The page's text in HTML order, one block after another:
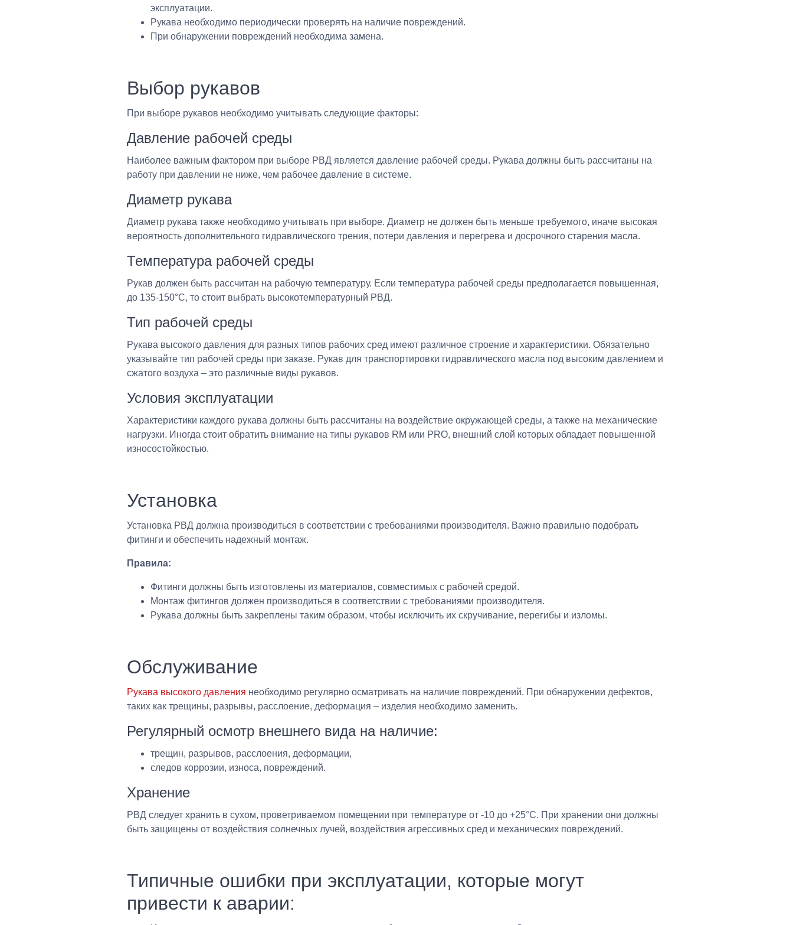
эксплуатации.
Рукава необходимо периодически проверять на наличие повреждений.
При обнаружении повреждений необходима замена.
Выбор рукавов
При выборе рукавов необходимо учитывать следующие факторы:
Давление рабочей среды
Наиболее важным фактором при выборе РВД является давление рабочей среды. Рукава должны быть рассчитаны на
работу при давлении не ниже, чем рабочее давление в системе.
Диаметр рукава
Диаметр рукава также необходимо учитывать при выборе. Диаметр не должен быть меньше требуемого, иначе высокая
вероятность дополнительного гидравлического трения, потери давления и перегрева и досрочного старения масла.
Температура рабочей среды
Рукав должен быть рассчитан на рабочую температуру. Если температура рабочей среды предполагается повышенная,
до 135-150°C, то стоит выбрать высокотемпературный РВД.
Тип рабочей среды
Рукава высокого давления для разных типов рабочих сред имеют различное строение и характеристики. Обязательно
указывайте тип рабочей среды при заказе. Рукав для транспортировки гидравлического масла под высоким давлением и
сжатого воздуха – это различные виды рукавов.
Условия эксплуатации
Характеристики каждого рукава должны быть рассчитаны на воздействие окружающей среды, а также на механические
нагрузки. Иногда стоит обратить внимание на типы рукавов RM или PRO, внешний слой которых обладает повышенной
износостойкостью.
Установка
Установка РВД должна производиться в соответствии с требованиями производителя. Важно правильно подобрать
фитинги и обеспечить надежный монтаж.
Правила:
Фитинги должны быть изготовлены из материалов, совместимых с рабочей средой.
Монтаж фитингов должен производиться в соответствии с требованиями производителя.
Рукава должны быть закреплены таким образом, чтобы исключить их скручивание, перегибы и изломы.
Обслуживание
Рукава высокого давления необходимо регулярно осматривать на наличие повреждений. При обнаружении дефектов,
таких как трещины, разрывы, расслоение, деформация – изделия необходимо заменить.
Регулярный осмотр внешнего вида на наличие:
трещин, разрывов, расслоения, деформации,
следов коррозии, износа, повреждений.
Хранение
РВД следует хранить в сухом, проветриваемом помещении при температуре от -10 до +25°C. При хранении они должны
быть защищены от воздействия солнечных лучей, воздействия агрессивных сред и механических повреждений.
Типичные ошибки при эксплуатации, которые могут
привести к аварии: